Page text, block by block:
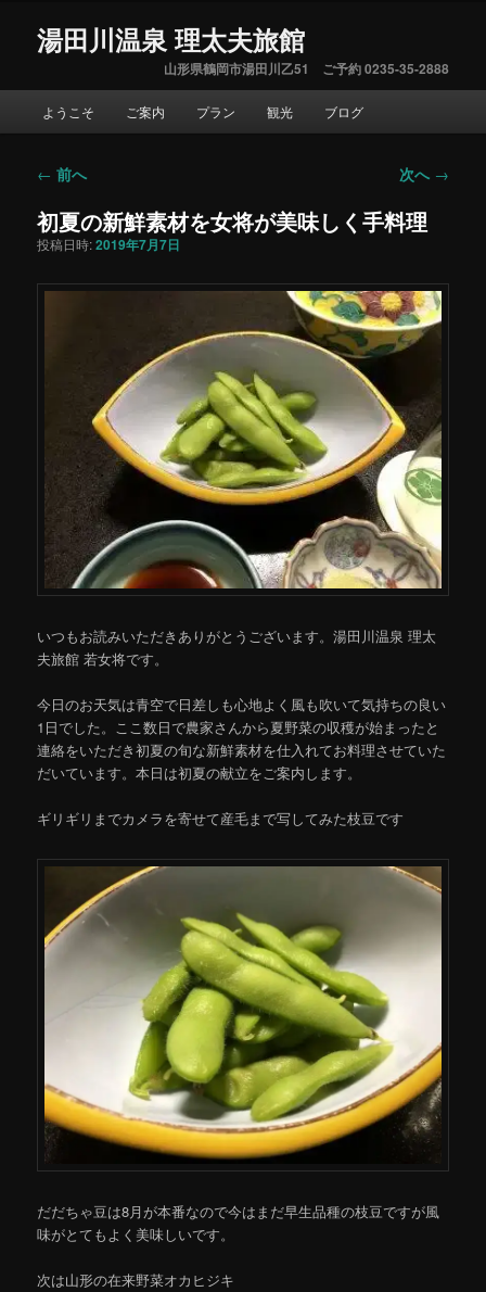
湯田川温泉 理太夫旅館
山形県鶴岡市湯田川乙51 ご予約 0235-35-2888
ようこそ ご案内 プラン 観光 ブログ
投
ナ
ビ
ー
← 前へ 次へ →
初夏の新鮮素材を女将が美味しく手料理
投稿日時:2019年7月7日
いつもお読みいただきありがとうございます。湯田川温泉 理太
夫旅館 若女将です。
今日のお天気は青空で日差しも心地よく風も吹いて気持ちの良い
1日でした。ここ数日で農家さんから夏野菜の収穫が始まったと
連絡をいただき初夏の旬な新鮮素材を仕入れてお料理させていた
だいています。本日は初夏の献立をご案内します。
ギリギリまでカメラを寄せて産毛まで写してみた枝豆です
だだちゃ豆は8月が本番なので今はまだ早生品種の枝豆ですが風
味がとてもよく美味しいです。
次は山形の在来野菜オカヒジキ